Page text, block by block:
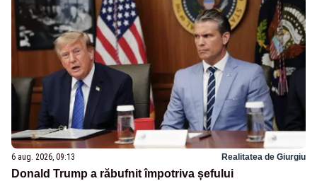
6 aug. 2026, 09:13 Realitatea de Giurgiu
Donald Trump a răbufnit împotriva șefului